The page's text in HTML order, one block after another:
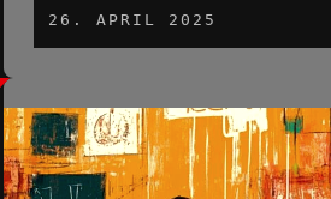
26. APRIL 2025